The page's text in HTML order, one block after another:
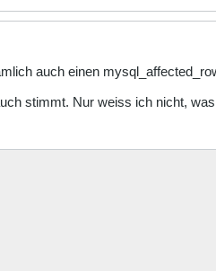
auch einen
stimmt. Nur weiss ich nicht,